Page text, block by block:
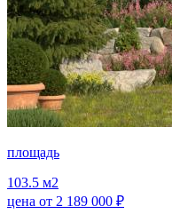
площадь
103.5 м2
цена от 2 189 000 ₽